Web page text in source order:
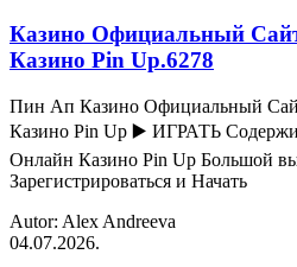
Казино Официальный
Казино Pin Up.6278
Пин Ап Казино Официальный
Казино Pin Up ▶️ ИГРАТЬ
Онлайн Казино Pin Up Большой
Зарегистрироваться и Начать
Autor: Alex Andreeva
04.07.2026.